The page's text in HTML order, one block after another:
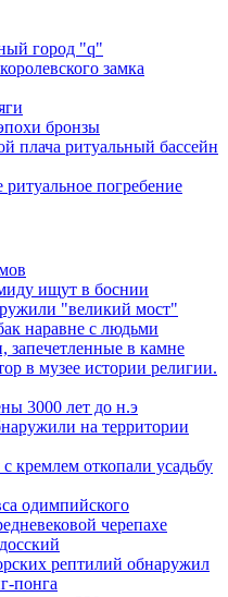
город "q"
замка
бронзы
плача ритуальный бассейн
погребение
ищут в боснии
"великий мост"
наравне с людьми
запечетленные в камне
в музее истории религии.
3000 лет до н.э
на территории
кремлем откопали усадьбу
одимпийского
черепахе
рептилий обнаружил
понга